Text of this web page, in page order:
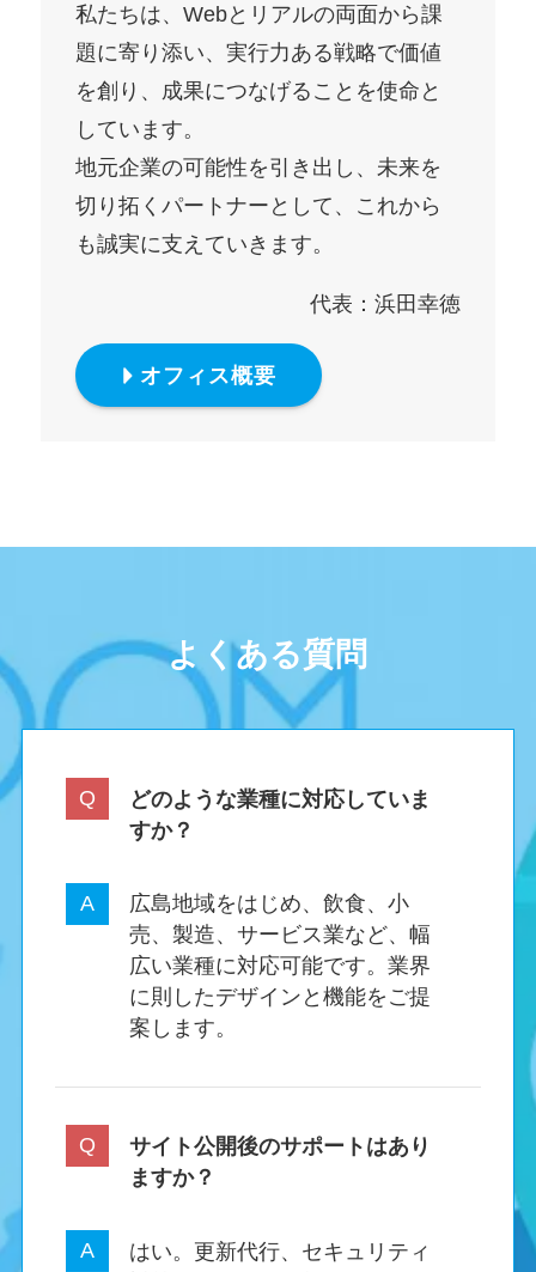
私たちは、Webとリアルの両面から課
題に寄り添い、実行力ある戦略で価値
を創り、成果につなげることを使命と
しています。
地元企業の可能性を引き出し、未来を
切り拓くパートナーとして、これから
も誠実に支えていきます。
代表：浜田幸徳
オフィス概要
よくある質問
どのような業種に対応していま
すか？
広島地域をはじめ、飲食、小
売、製造、サービス業など、幅
広い業種に対応可能です。業界
に則したデザインと機能をご提
案します。
サイト公開後のサポートはあり
ますか？
はい。更新代行、セキュリティ